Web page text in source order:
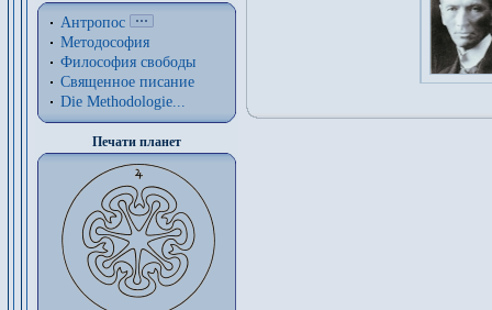
Антропос
Методософия
Философия cвободы
Священное писание
Die Methodologie...
Печати планет